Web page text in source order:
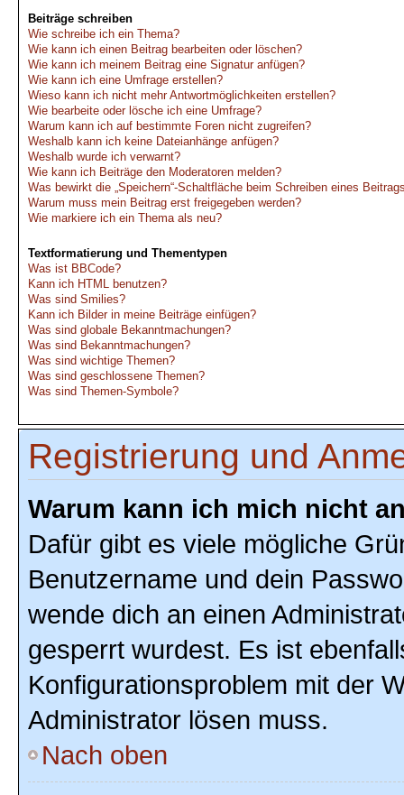
Beiträge schreiben
Wie schreibe ich ein Thema?
Wie kann ich einen Beitrag bearbeiten oder löschen?
Wie kann ich meinem Beitrag eine Signatur anfügen?
Wie kann ich eine Umfrage erstellen?
Wieso kann ich nicht mehr Antwortmöglichkeiten erstellen?
Wie bearbeite oder lösche ich eine Umfrage?
Warum kann ich auf bestimmte Foren nicht zugreifen?
Weshalb kann ich keine Dateianhänge anfügen?
Weshalb wurde ich verwarnt?
Wie kann ich Beiträge den Moderatoren melden?
Was bewirkt die „Speichern“-Schaltfläche beim Schreiben eines
Warum muss mein Beitrag erst freigegeben werden?
Wie markiere ich ein Thema als neu?
Textformatierung und Thementypen
Was ist BBCode?
Kann ich HTML benutzen?
Was sind Smilies?
Kann ich Bilder in meine Beiträge einfügen?
Was sind globale Bekanntmachungen?
Was sind Bekanntmachungen?
Was sind wichtige Themen?
Was sind geschlossene Themen?
Was sind Themen-Symbole?
Registrierung und
Warum kann ich mich nicht
Dafür gibt es viele mögliche
Benutzername und dein
wende dich an einen
gesperrt wurdest. Es ist
Konfigurationsproblem mit der
Administrator lösen muss.
Nach oben